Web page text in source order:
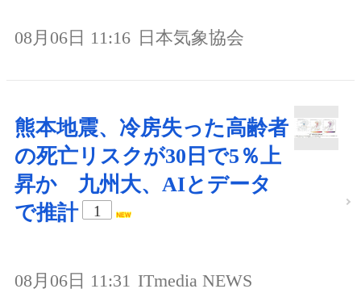
08月06日 11:16 日本気象協会
熊本地震、冷房失った高齢者
の死亡リスクが30日で5％上
昇か 九州大、AIとデータ
で推計
1
08月06日 11:31 ITmedia NEWS